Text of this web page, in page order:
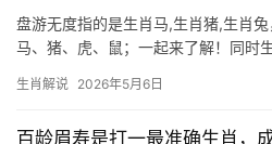
盘游无度指的是生肖马,生肖猪,生肖兔
马、猪、虎、鼠；一起来了解！同时
生感性，若逢流年不利（如2023年癸
生肖解说 2026年5月6日
百龄眉寿是打一最准确生肖，